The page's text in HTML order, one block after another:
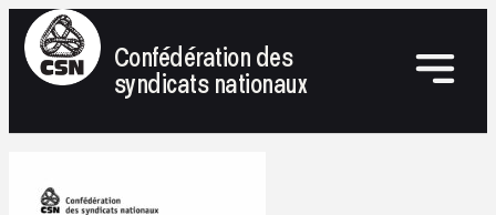
Confédération des
syndicats nationaux